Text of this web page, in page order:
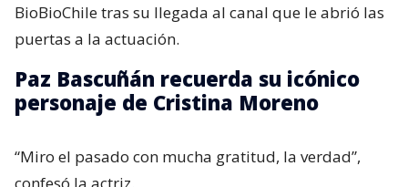
BioBioChile tras su llegada al canal que le abrió las
puertas a la actuación.
Paz Bascuñán recuerda su icónico
personaje de Cristina Moreno
“Miro el pasado con mucha gratitud, la verdad”,
confesó la actriz.